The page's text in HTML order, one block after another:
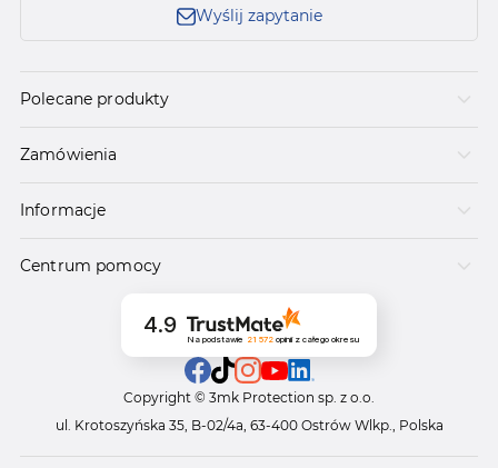
Wyślij zapytanie
Polecane produkty
Zamówienia
Informacje
Centrum pomocy
4.9
Na podstawie 21 572 opinii z całego okresu
Copyright © 3mk Protection sp. z o.o.
ul. Krotoszyńska 35, B-02/4a, 63-400 Ostrów Wlkp., Polska